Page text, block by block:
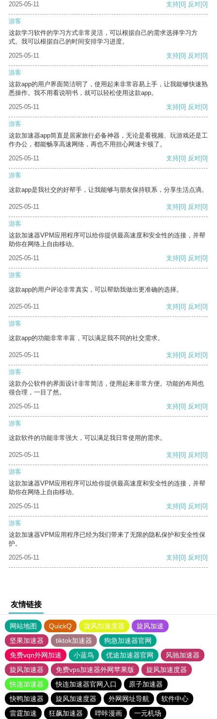
2025-05-11 支持[0] 反对[0]
游客
这款学习软件的学习方式非常灵活，可以根据自己的需求选择学习方
式。我可以根据自己的时间安排学习进度。
2025-05-11
支持[0] 反对[0]
游客
这款app的用户界面简洁明了，使用起来非常容易上手，让我能够快速熟
悉操作。我不用看说明书，就可以轻松使用这款app。
2025-05-11
支持[0] 反对[0]
游客
这款加速器app简直是居家旅行必备神器，无论是看视频、玩游戏还是工
作办公，都能畅享高速网络，再也不用担心网速卡顿了。
2025-05-11
支持[0] 反对[0]
游客
这款app是我社交的好帮手，让我能够与朋友保持联系，分享生活点滴。
2025-05-11 支持[0] 反对[0]
游客
这款加速器VPM应用程序可以给你提供最高速度和安全性的连接，并帮
助你在网络上自由移动。
2025-05-11
支持[0] 反对[0]
游客
这款app的用户评论非常真实，可以帮助我做出更准确的选择。
2025-05-11 支持[0] 反对[0]
游客
这款app的功能非常丰富，可以满足我不同的社交需求。
2025-05-11 支持[0] 反对[0]
游客
这款办公软件的界面设计非常简洁，使用起来非常方便。功能的布局也
很合理，一目了然。
2025-05-11
支持[0] 反对[0]
游客
这款软件的功能非常强大，可以满足我日常使用的需求。
2025-05-11 支持[0] 反对[0]
游客
这款加速器VPM应用程序可以给你提供最高速度和安全性的连接，并帮
助你在网络上自由移动。
2025-05-11
支持[0] 反对[0]
游客
这款加速器VPM应用程序已经为我们带来了无限的隐私保护和安全性保
护。
2025-05-11
支持[0] 反对[0]
友情链接
网站地图 QuickQ 旋风加速度器
旋风加速
坚果加速器
tiktok加速器
狗急加速器官网
免费vqn外网加速
小蓝鸟 优途加速器官网
风驰加速器
旋风加速器
免费vps加速器外网苹果版
旋风加速度器
快连加速器
快连加速器官网入口
原子加速器
快鸭加速器
旋风加速度器 外网网址导航
软件中心
雷霆加速
狂飙加速器 哔咔漫画 一元机场